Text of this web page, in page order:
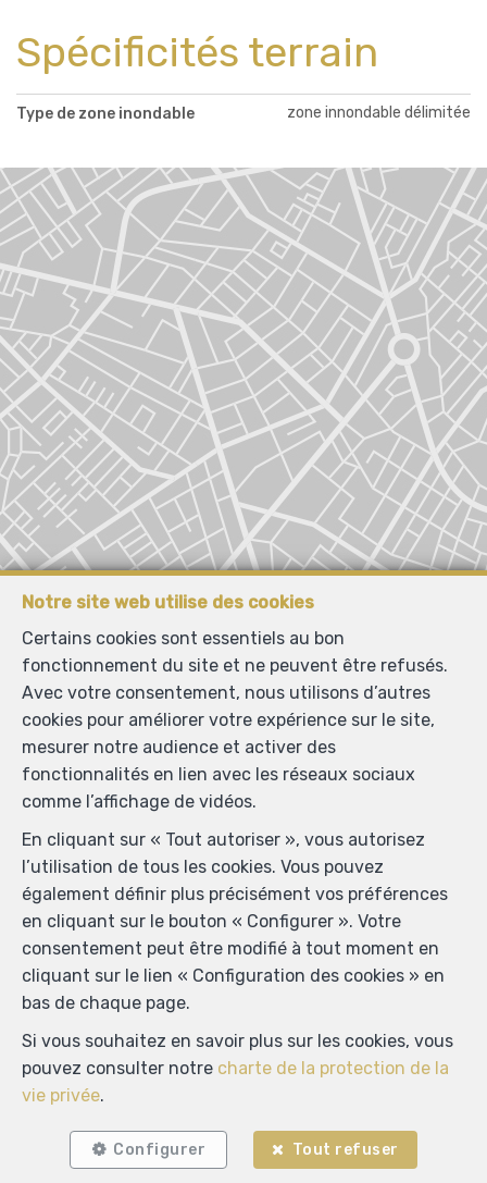
Spécificités terrain
Type de zone inondable zone innondable délimitée
Localiser sur la carte
Notre site web utilise des cookies
Certains cookies sont essentiels au bon
fonctionnement du site et ne peuvent être refusés.
Avec votre consentement, nous utilisons d’autres
cookies pour améliorer votre expérience sur le site,
mesurer notre audience et activer des
fonctionnalités en lien avec les réseaux sociaux
comme l’affichage de vidéos.
En cliquant sur « Tout autoriser », vous autorisez
l’utilisation de tous les cookies. Vous pouvez
également définir plus précisément vos préférences
en cliquant sur le bouton « Configurer ». Votre
consentement peut être modifié à tout moment en
cliquant sur le lien « Configuration des cookies » en
bas de chaque page.
Si vous souhaitez en savoir plus sur les cookies, vous
pouvez consulter notre charte de la protection de la
vie privée.
Configurer Tout refuser